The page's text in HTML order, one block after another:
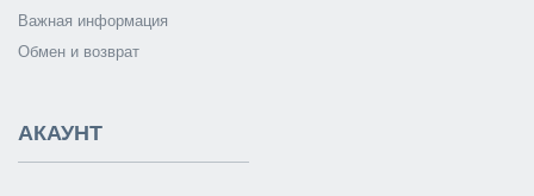
Важная информация
Обмен и возврат
АКАУНТ